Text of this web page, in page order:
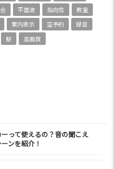
平面波 指向性
教室
案内表示 空予約
録音
駅 高画質
って使えるの？音の聞こえ
ンを紹介！